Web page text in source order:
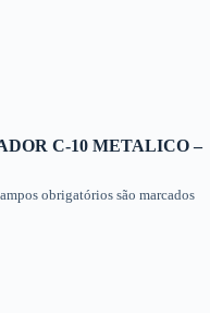
C-10 METALICO –
obrigatórios são marcados